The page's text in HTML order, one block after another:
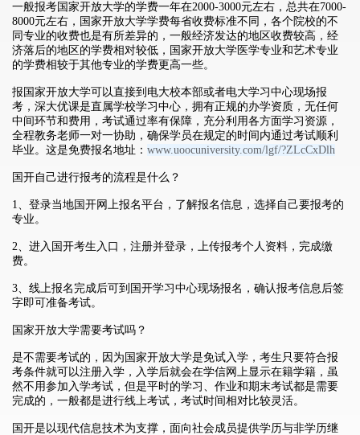
一般报考国家开放大学的学费一年在2000-3000元左右，总共在7000-
8000元左右，国家开放大学学费每省收费标准不同，各个院校的不
同专业的收费也是有所差异的，一般经济发达的地区收费较高，经
济落后的地区的学费相对较低，国家开放大学医学专业和艺术专业
的学费相较于其他专业的学费更高一些。
报国家开放大学可以直接到电大校本部或者电大学习中心现场报
考，深大优课是直属学校学习中心，拥有正规的办学资质，无任何
中间环节和费用，考试通过率有保障，充分利用各方面学习资源，
全程教务老师一对一协助，确保学员在规定的时间内通过考试顺利
毕业。这是免费报名地址： www.uoocuniversity.com/lgf/?ZLcCxDlh
国开自己进行报考的流程是什么？
1、登录当地国开网上报名平台，了解报名信息，选择自己要报考的
专业。
2、进入国开考生入口，注册并登录，上传报考个人资料，完成缴
费。
3、线上报名完成后可到国开学习中心现场报名，确认报考信息后签
字即可准备考试。
国家开放大学需要考试吗？
是不需要考试的，因为国家开放大学是免试入学，考生只要符合报
考条件就可以注册入学，入学后就会在学信网上显示在籍学籍，虽
然不用参加入学考试，但是平时的学习、作业和期末考试都是需要
完成的，一般都是进行线上考试，考试时间相对比较灵活。
国开是以现代信息技术为支撑，面向社会成员提供学历与非学历继